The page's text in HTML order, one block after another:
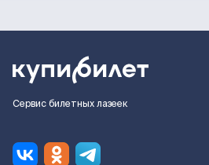
Сервис билетных лазеек